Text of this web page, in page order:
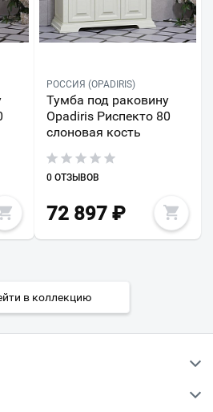
РОССИЯ (OPADIRIS)
Тумба под раковину
Opadiris Риспекто 80
слоновая кость
0 ОТЗЫВОВ
72 897₽
в коллекцию